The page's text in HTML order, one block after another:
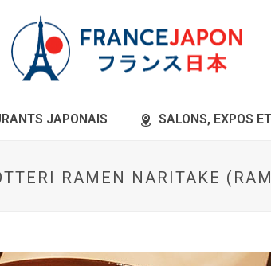
JAPONAIS SALONS, EXPOS
RAMEN NARITAKE